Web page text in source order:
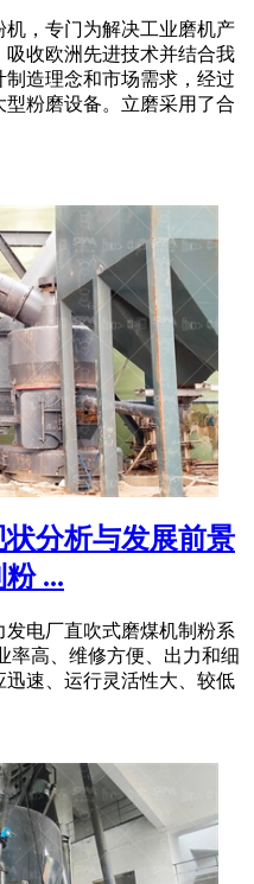
，专门为解决工业磨机产
收欧洲先进技术并结合我
造理念和市场需求，经过
粉磨设备。立磨采用了合
分析与发展前景
...
电厂直吹式磨煤机制粉系
率高、维修方便、出力和细
速、运行灵活性大、较低